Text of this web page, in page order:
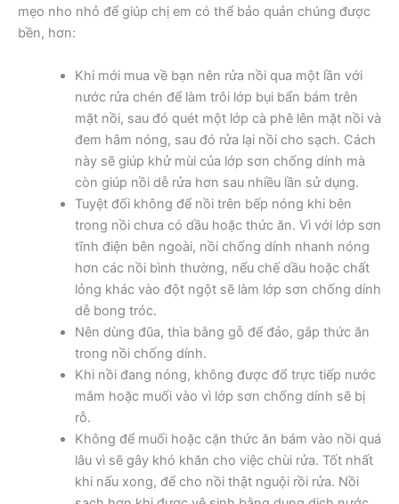
mẹo nho nhỏ để giúp chị em có thể bảo quản chúng được
bền, hơn:
Khi mới mua về bạn nên rửa nồi qua một lần với
nước rửa chén để làm trôi lớp bụi bẩn bám trên
mặt nồi, sau đó quét một lớp cà phê lên mặt nồi và
đem hâm nóng, sau đó rửa lại nồi cho sạch. Cách
này sẽ giúp khử mùi của lớp sơn chống dính mà
còn giúp nồi dễ rửa hơn sau nhiều lần sử dụng.
Tuyệt đối không để nồi trên bếp nóng khi bên
trong nồi chưa có dầu hoặc thức ăn. Vì với lớp sơn
tĩnh điện bên ngoài, nồi chống dính nhanh nóng
hơn các nồi bình thường, nếu chế dầu hoặc chất
lỏng khác vào đột ngột sẽ làm lớp sơn chống dính
dễ bong tróc.
Nên dùng đũa, thìa bằng gỗ để đảo, gắp thức ăn
trong nồi chống dính.
Khi nồi đang nóng, không được đổ trực tiếp nước
mắm hoặc muối vào vì lớp sơn chống dính sẽ bị
rỗ.
Không để muối hoặc cặn thức ăn bám vào nồi quá
lâu vì sẽ gây khó khăn cho việc chùi rửa. Tốt nhất
khi nấu xong, để cho nồi thật nguội rồi rửa. Nồi